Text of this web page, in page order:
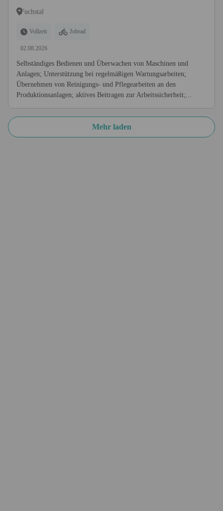
Fuchstal
Vollzeit Jobrad
02.08.2026
Selbständiges Bedienen und Überwachen von Maschinen und
Anlagen; Unterstützung bei regelmäßigen Wartungsarbeiten;
Übernehmen von Reinigungs- und Pflegearbeiten an den
Produktionsanlagen; aktives Beitragen zur Arbeitssicherheit;...
Mehr laden